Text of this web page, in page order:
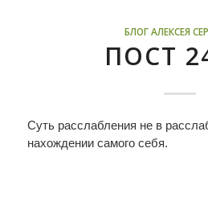
БЛОГ АЛЕКСЕЯ
ПОСТ
Суть расслабления не в
нахождении самого себя.